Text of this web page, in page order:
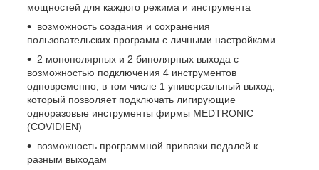
мощностей для каждого режима и инструмента
возможность создания и сохранения
пользовательских программ с личными настройками
2 монополярных и 2 биполярных выхода с
возможностью подключения 4 инструментов
одновременно, в том числе 1 универсальный выход,
который позволяет подключать лигирующие
одноразовые инструменты фирмы MEDTRONIC
(COVIDIEN)
возможность программной привязки педалей к
разным выходам